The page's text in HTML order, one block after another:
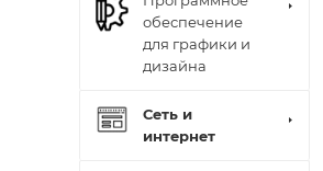
обеспечение
для графики и
дизайна
Сеть и
интернет